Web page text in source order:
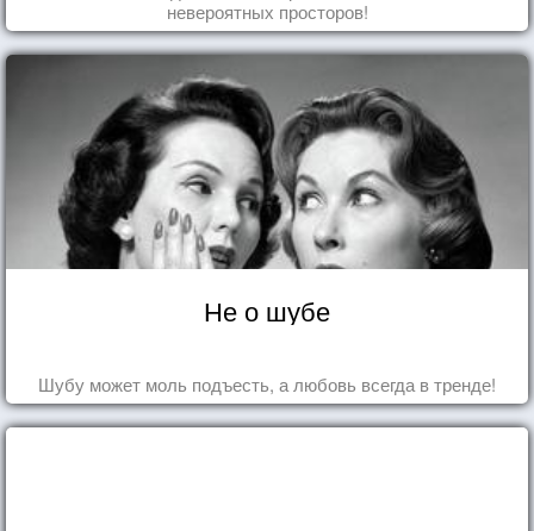
невероятных просторов!
Не о шубе
Шубу может моль подъесть, а любовь всегда в тренде!